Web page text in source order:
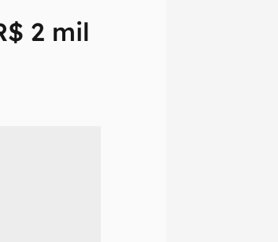
2 mil